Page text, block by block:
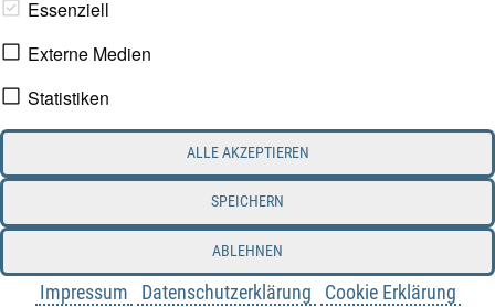
Essenziell
Externe Medien
Statistiken
ALLE AKZEPTIEREN
SPEICHERN
ABLEHNEN
Impressum Datenschutzerklärung Cookie Erklärung
Datenschutz
Interessenskonflikt & Risikohinweis
Nutzungsbedingungen